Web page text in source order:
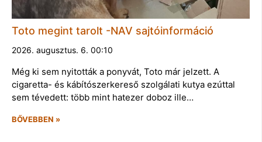
Toto megint tarolt -NAV sajtóinformáció
2026. augusztus. 6. 00:10
Még ki sem nyitották a ponyvát, Toto már jelzett. A
cigaretta- és kábítószerkereső szolgálati kutya ezúttal
sem tévedett: több mint hatezer doboz ille…
BŐVEBBEN »